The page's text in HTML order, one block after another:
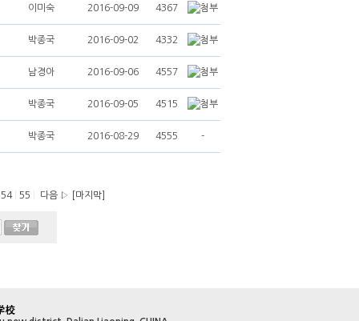
이미숙 2016-09-09 4367
박종국 2016-09-02 4332
남경아 2016-09-06 4557
박종국 2016-09-05 4515
박종국 2016-08-29 4555 -
54 55 다음 ▷ [마지막]